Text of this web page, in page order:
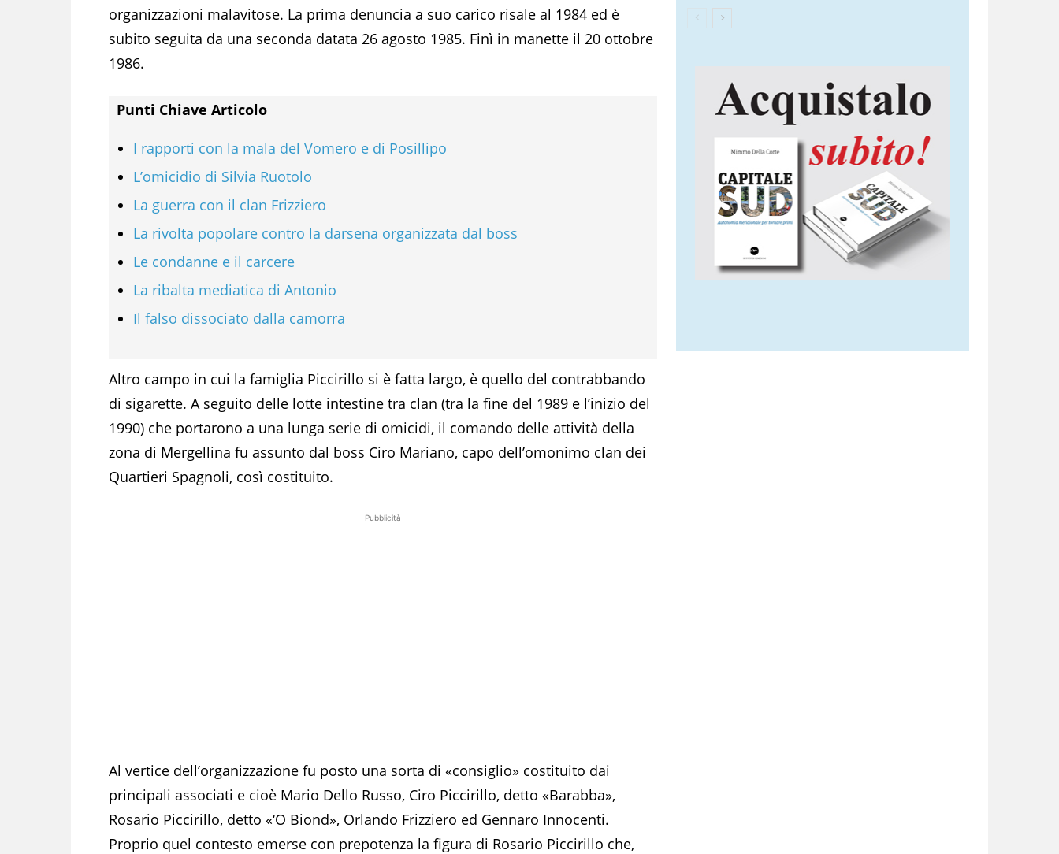
organizzazioni malavitose. La prima denuncia a suo carico risale al 1984 ed è
subito seguita da una seconda datata 26 agosto 1985. Finì in manette il 20 ottobre
1986.
Punti Chiave Articolo
I rapporti con la mala del Vomero e di Posillipo
L’omicidio di Silvia Ruotolo
La guerra con il clan Frizziero
La rivolta popolare contro la darsena organizzata dal boss
Le condanne e il carcere
La ribalta mediatica di Antonio
Il falso dissociato dalla camorra
Altro campo in cui la famiglia Piccirillo si è fatta largo, è quello del contrabbando
di sigarette. A seguito delle lotte intestine tra clan (tra la fine del 1989 e l’inizio del
1990) che portarono a una lunga serie di omicidi, il comando delle attività della
zona di Mergellina fu assunto dal boss Ciro Mariano, capo dell’omonimo clan dei
Quartieri Spagnoli, così costituito.
Pubblicità
Al vertice dell’organizzazione fu posto una sorta di «consiglio» costituito dai
principali associati e cioè Mario Dello Russo, Ciro Piccirillo, detto «Barabba»,
Rosario Piccirillo, detto «‘O Biond», Orlando Frizziero ed Gennaro Innocenti.
Proprio quel contesto emerse con prepotenza la figura di Rosario Piccirillo che,